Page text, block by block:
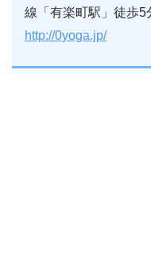
線「有楽町駅」徒歩5
http://0yoga.jp/